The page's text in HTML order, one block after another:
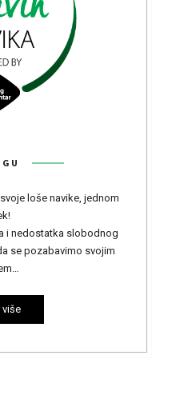
loše navike, jednom
i nedostatka slobodnog
se pozabavimo svojim
više